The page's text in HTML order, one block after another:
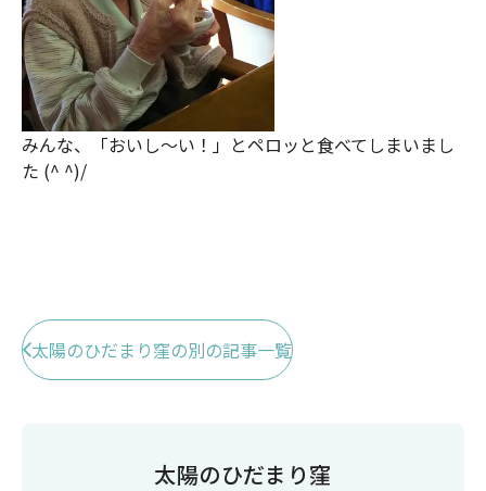
みんな、「おいし～い！」とペロッと食べてしまいまし
た (^ ^)/
太陽のひだまり窪の別の記事一覧
太陽のひだまり窪